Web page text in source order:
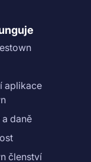
aplikace
daně
členství